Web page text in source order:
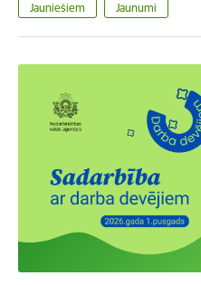
Jauniešiem Jaunumi